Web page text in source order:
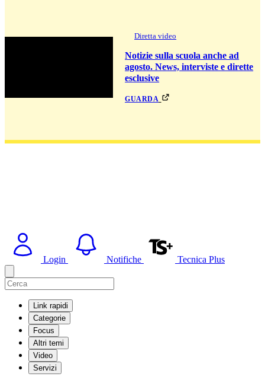
Diretta video
Notizie sulla scuola anche ad
agosto. News, interviste e dirette
esclusive
guarda
Login Notifiche Tecnica Plus
Link rapidi
Categorie
Focus
Altri temi
Video
Servizi